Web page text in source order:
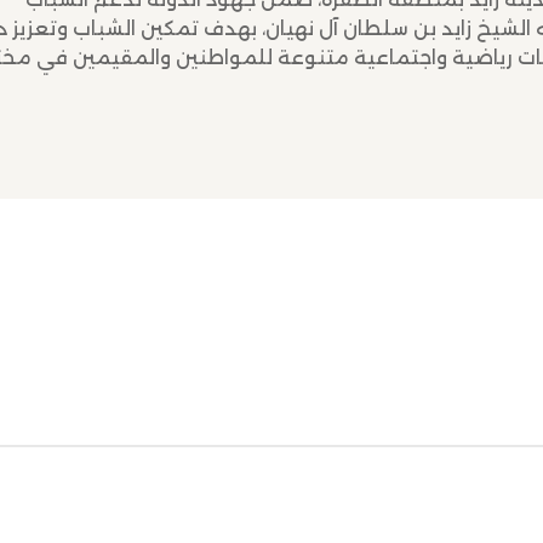
الشيخ زايد بن سلطان آل نهيان، بهدف تمكين الشباب وتعزيز
رياضية واجتماعية متنوعة للمواطنين والمقيمين في